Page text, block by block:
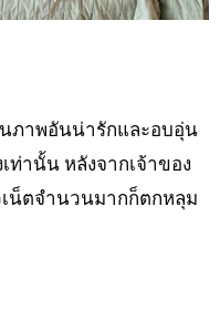
ภาพอันน่ารักและอบอุ่น
ท่านั้น หลังจากเจ้าของ
น็ตจำนวนมากก็ตกหลุม